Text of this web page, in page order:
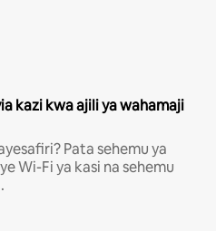
kazi kwa ajili ya wahamaji
Pata sehemu ya
Wi-Fi ya kasi na sehemu